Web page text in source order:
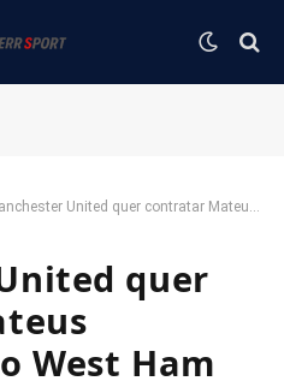
United quer contratar Mateus Fernandes, do West Ham
quer
West Ham